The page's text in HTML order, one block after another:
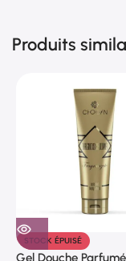
Produits
STOCK ÉPUISÉ
Gel Douche